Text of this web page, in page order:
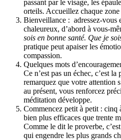
passant par le visage, les
orteils. Accueillez chaque zone
Bienveillance : adressez-vous
chaleureux, d’abord à vous-
sois en bonne santé. Que je
pratique peut apaiser les
compassion.
Quelques mots
Ce n’est pas un échec, c’est
remarquez que votre attention
au présent, vous renforcez
méditation développe.
Commencez petit à petit : cinq
bien plus efficaces que trente
Comme le dit le proverbe,
qui engendre les plus grands